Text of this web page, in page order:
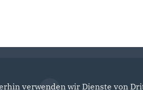
verwenden wir Dienste von